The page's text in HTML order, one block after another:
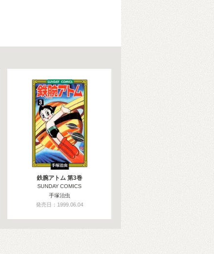
鉄腕アトム 第3巻
SUNDAY COMICS
手塚治虫
発売日：1999.06.04